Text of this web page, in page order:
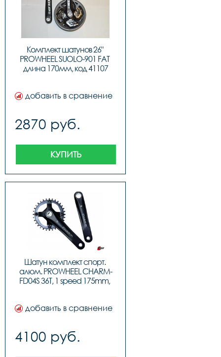
Комплект шатунов 26"
PROWHEEL SUOLO-901 FAT
длина 170мм, код 41107
добавить в сравнение
2870 руб.
КУПИТЬ
Шатун комплект спорт.
алюм. PROWHEEL CHARM-
FD04S 36T, 1 speed 175mm,
добавить в сравнение
4100 руб.